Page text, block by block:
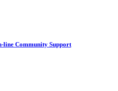
line Community Support